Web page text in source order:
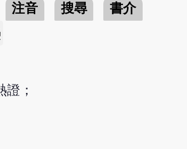
注音 搜尋
書介
；